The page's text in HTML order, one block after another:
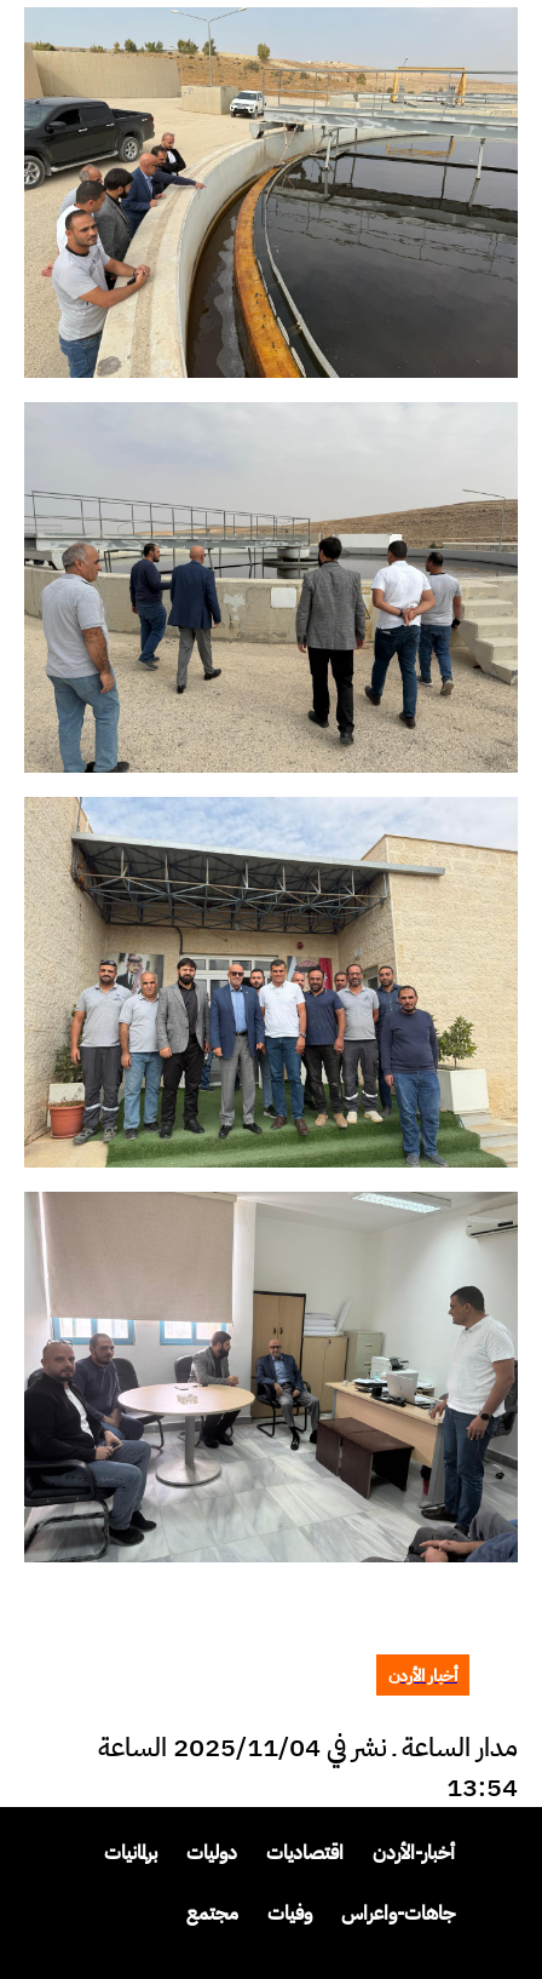
أخبار الأردن
مدار الساعة ـ نشر في 2025/11/04 الساعة
13:54
أخبار-الأردن اقتصاديات دوليات برلمانيات
جاهات-واعراس وفيات مجتمع